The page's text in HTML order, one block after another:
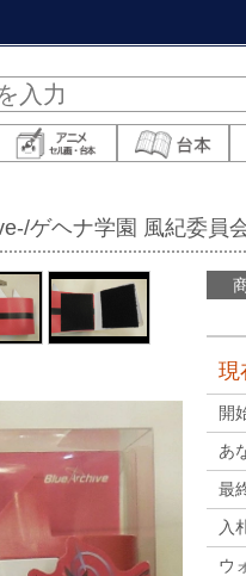
ゲヘナ学園 風紀委員
現
開
あ
最
入
ウ